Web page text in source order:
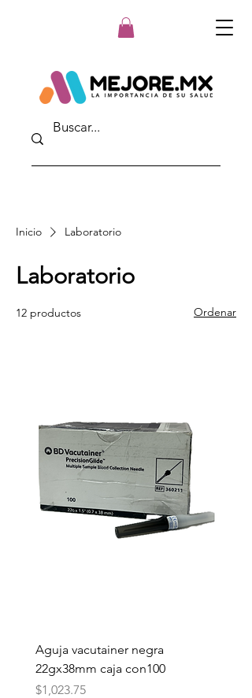
Inicio Laboratorio
Laboratorio
12 productos Ordenar
Aguja vacutainer negra
22gx38mm caja con100
Precio
$1,023.75